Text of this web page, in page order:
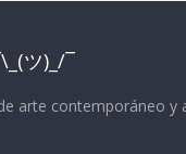
ツ)_/¯
arte contemporáneo y